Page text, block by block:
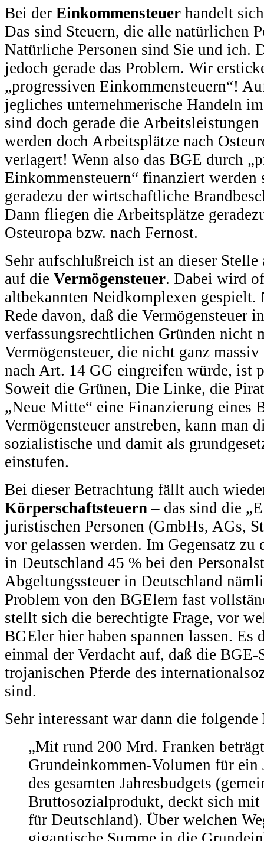
Bei der Einkommensteuer handelt
Das sind Steuern, die alle natürlichen
Natürliche Personen sind Sie und ich.
jedoch gerade das Problem. Wir
„progressiven Einkommensteuern“!
jegliches unternehmerische Handeln
sind doch gerade die Arbeitsleistungen
werden doch Arbeitsplätze nach
verlagert! Wenn also das BGE durch
Einkommensteuern“ finanziert
geradezu der wirtschaftliche
Dann fliegen die Arbeitsplätze
Osteuropa bzw. nach Fernost.
Sehr aufschlußreich ist an dieser
auf die Vermögensteuer. Dabei wird
altbekannten Neidkomplexen
Rede davon, daß die Vermögensteuer
verfassungsrechtlichen Gründen nicht
Vermögensteuer, die nicht ganz
nach Art. 14 GG eingreifen würde, ist
Soweit die Grünen, Die Linke, die
„Neue Mitte“ eine Finanzierung eines
Vermögensteuer anstreben, kann man
sozialistische und damit als
einstufen.
Bei dieser Betrachtung fällt auch
Körperschaftsteuern – das sind die
juristischen Personen (GmbHs, AGs,
vor gelassen werden. Im Gegensatz zu
in Deutschland 45 % bei den
Abgeltungssteuer in Deutschland
Problem von den BGElern fast
stellt sich die berechtigte Frage, vor
BGEler hier haben spannen lassen. Es
einmal der Verdacht auf, daß die
trojanischen Pferde des
sind.
Sehr interessant war dann die folgende
„Mit rund 200 Mrd. Franken
Grundeinkommen-Volumen für
des gesamten Jahresbudgets
Bruttosozialprodukt, deckt sich mit
für Deutschland). Über welchen